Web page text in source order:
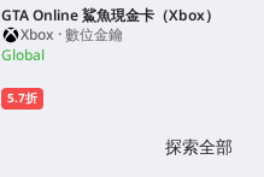
GTA Online 鯊魚現金卡（Xbox）
Xbox · 數位金鑰
Global
5.7折
探索全部